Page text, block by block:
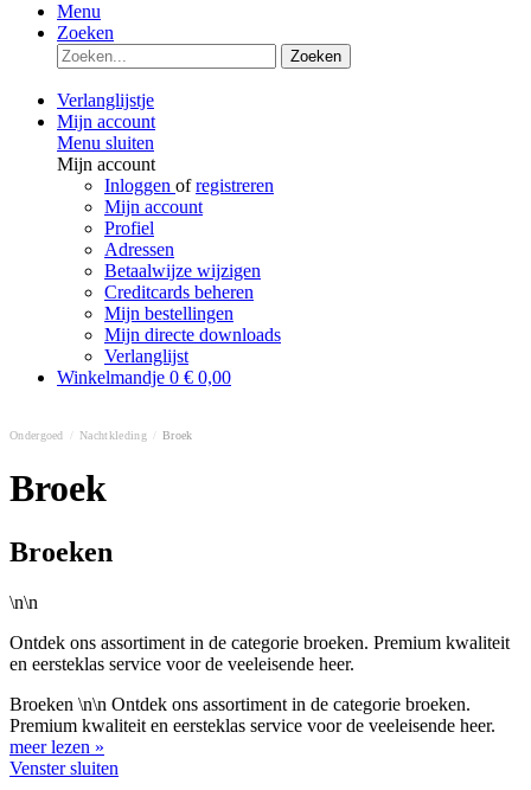
Menu
Zoeken
Zoeken
Verlanglijstje
Mijn account
Menu sluiten
Mijn account
Inloggen ofregistreren
Mijn account
Profiel
Adressen
Betaalwijze wijzigen
Creditcards beheren
Mijn bestellingen
Mijn directe downloads
Verlanglijst
Winkelmandje 0 € 0,00
Ondergoed Nachtkleding Broek
Broek
Broeken
\n\n
Ontdek ons assortiment in de categorie broeken. Premium kwaliteit
en eersteklas service voor de veeleisende heer.
Broeken \n\n Ontdek ons assortiment in de categorie broeken.
Premium kwaliteit en eersteklas service voor de veeleisende heer.
meer lezen »
Venster sluiten